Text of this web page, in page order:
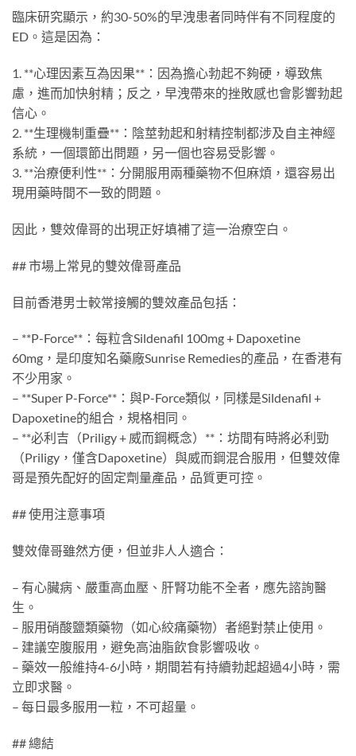
臨床研究顯示，約30-50%的早洩患者同時伴有不同程度的
ED。這是因為：
1. **心理因素互為因果**：因為擔心勃起不夠硬，導致焦
慮，進而加快射精；反之，早洩帶來的挫敗感也會影響勃起
信心。
2. **生理機制重疊**：陰莖勃起和射精控制都涉及自主神經
系統，一個環節出問題，另一個也容易受影響。
3. **治療便利性**：分開服用兩種藥物不但麻煩，還容易出
現用藥時間不一致的問題。
因此，雙效偉哥的出現正好填補了這一治療空白。
## 市場上常見的雙效偉哥產品
目前香港男士較常接觸的雙效產品包括：
– **P-Force**：每粒含Sildenafil 100mg + Dapoxetine
60mg，是印度知名藥廠Sunrise Remedies的產品，在香港有
不少用家。
– **Super P-Force**：與P-Force類似，同樣是Sildenafil +
Dapoxetine的組合，規格相同。
– **必利吉（Priligy + 威而鋼概念）**：坊間有時將必利勁
（Priligy，僅含Dapoxetine）與威而鋼混合服用，但雙效偉
哥是預先配好的固定劑量產品，品質更可控。
## 使用注意事項
雙效偉哥雖然方便，但並非人人適合：
– 有心臟病、嚴重高血壓、肝腎功能不全者，應先諮詢醫
生。
– 服用硝酸鹽類藥物（如心絞痛藥物）者絕對禁止使用。
– 建議空腹服用，避免高油脂飲食影響吸收。
– 藥效一般維持4-6小時，期間若有持續勃起超過4小時，需
立即求醫。
– 每日最多服用一粒，不可超量。
## 總結